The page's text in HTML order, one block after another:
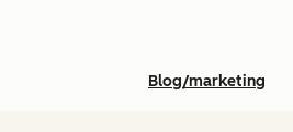
Blog/marketing